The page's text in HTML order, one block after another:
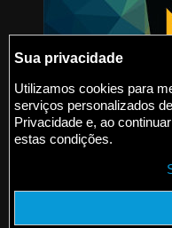
@2015-2026 Moozyca
Sua privacidade
Utilizamos cookies para
serviços personalizados
Privacidade e, ao
estas condições.